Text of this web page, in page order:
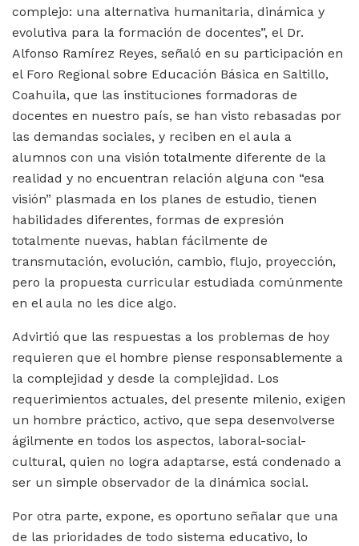
complejo: una alternativa humanitaria, dinámica y
evolutiva para la formación de docentes”, el Dr.
Alfonso Ramírez Reyes, señaló en su participación en
el Foro Regional sobre Educación Básica en Saltillo,
Coahuila, que las instituciones formadoras de
docentes en nuestro país, se han visto rebasadas por
las demandas sociales, y reciben en el aula a
alumnos con una visión totalmente diferente de la
realidad y no encuentran relación alguna con “esa
visión” plasmada en los planes de estudio, tienen
habilidades diferentes, formas de expresión
totalmente nuevas, hablan fácilmente de
transmutación, evolución, cambio, flujo, proyección,
pero la propuesta curricular estudiada comúnmente
en el aula no les dice algo.
Advirtió que las respuestas a los problemas de hoy
requieren que el hombre piense responsablemente a
la complejidad y desde la complejidad. Los
requerimientos actuales, del presente milenio, exigen
un hombre práctico, activo, que sepa desenvolverse
ágilmente en todos los aspectos, laboral-social-
cultural, quien no logra adaptarse, está condenado a
ser un simple observador de la dinámica social.
Por otra parte, expone, es oportuno señalar que una
de las prioridades de todo sistema educativo, lo